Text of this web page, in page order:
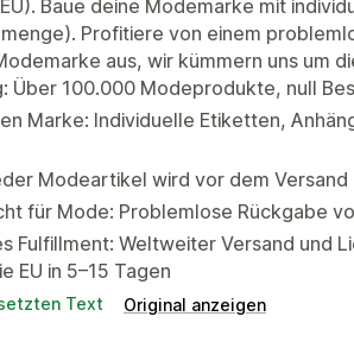
Baue deine Modemarke mit
Profitiere von einem
aus, wir kümmern uns um
Über 100.000 Modeprodukte, null
Marke: Individuelle Etiketten,
Modeartikel wird vor dem
für Mode: Problemlose Rückgabe
Fulfillment: Weltweiter Versand und
EU in 5–15 Tagen
Text Original anzeigen